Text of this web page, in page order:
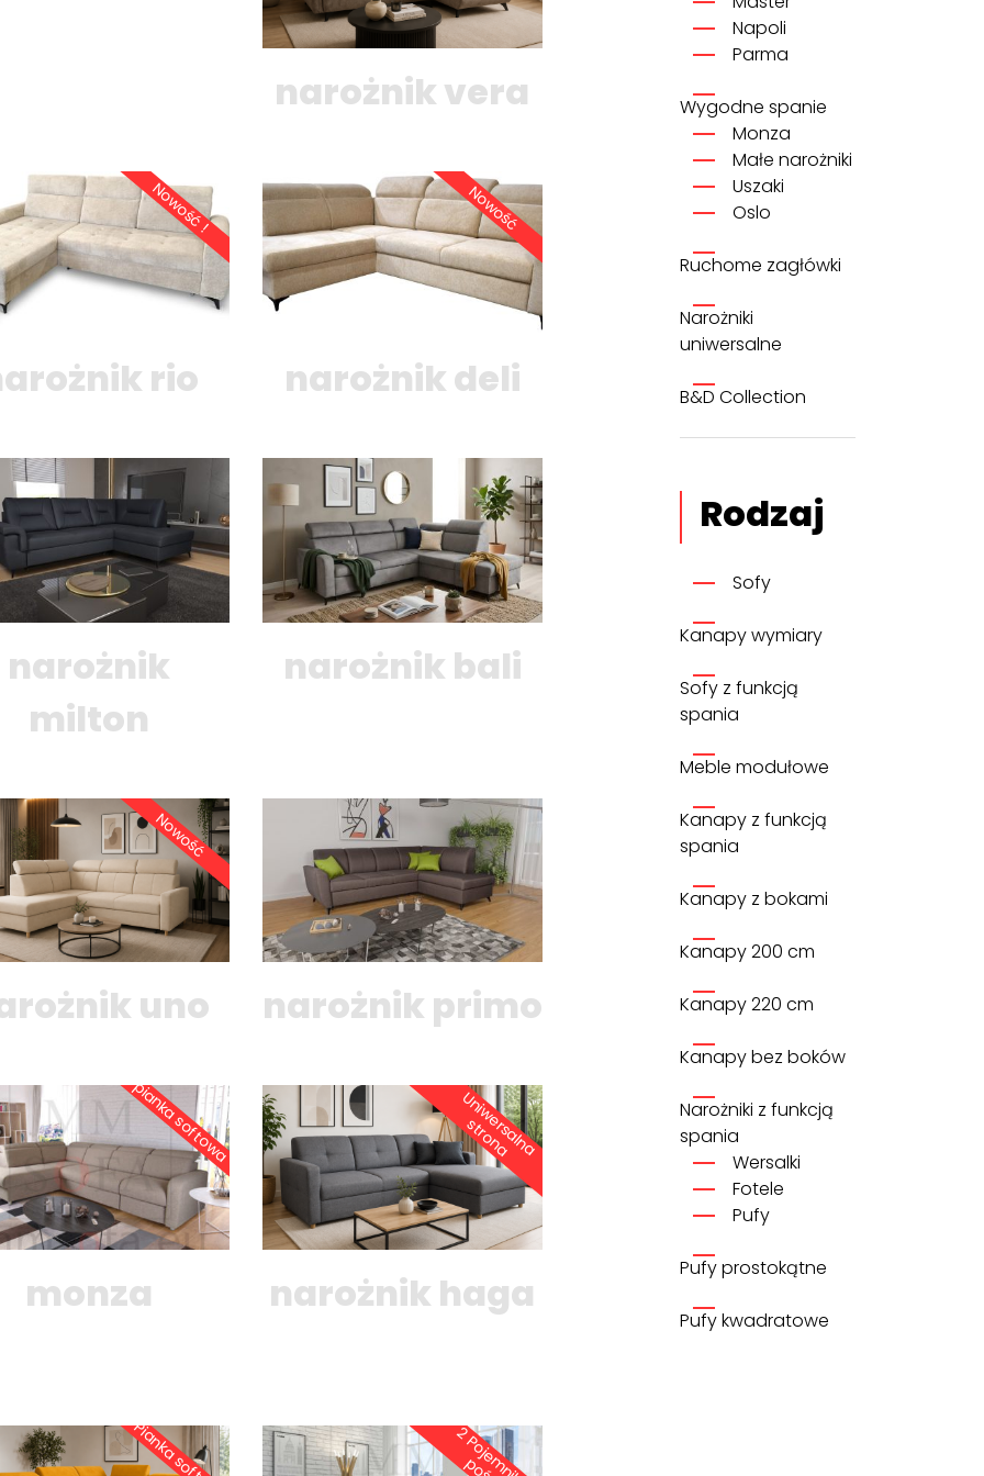
narożnik vera
Nowość !
rio
Nowość
narożnik deli
narożnik
milton
narożnik bali
Nowość
uno narożnik primo
pianka softowa
monza
U
n
iw
e
r
s
a
ln
a
s
t
r
o
n
a
narożnik haga
Napoli
Parma
Wygodne spanie
Monza
Małe narożniki
Uszaki
Oslo
Ruchome zagłówki
Narożniki
uniwersalne
B&D Collection
Rodzaj
Sofy
Kanapy wymiary
Sofy z funkcją
spania
Meble modułowe
Kanapy z funkcją
spania
Kanapy z bokami
Kanapy 200 cm
Kanapy 220 cm
Kanapy bez boków
Narożniki z funkcją
spania
Wersalki
Fotele
Pufy
Pufy prostokątne
Pufy kwadratowe